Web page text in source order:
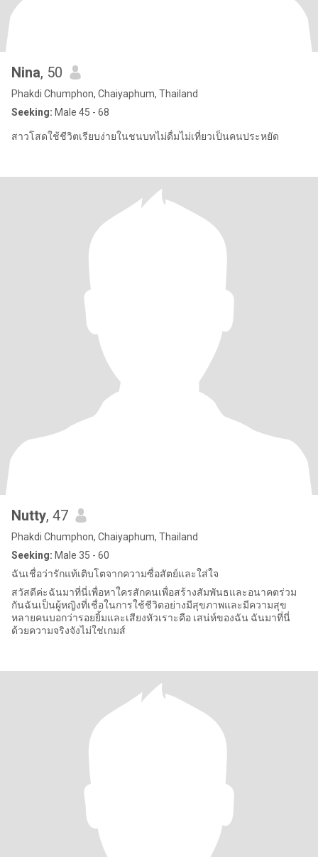
Nina, 50
Phakdi Chumphon, Chaiyaphum, Thailand
Seeking: Male 45 - 68
สาวโสดใช้ชีวิตเรียบง่ายในชนบทไม่ดื่มไม่เที่ยวเป็นคนประหยัด
Nutty, 47
Phakdi Chumphon, Chaiyaphum, Thailand
Seeking: Male 35 - 60
ฉันเชื่อว่ารักแท้เติบโตจากความซื่อสัตย์และใส่ใจ
สวัสดีค่ะฉันมาที่นี่เพื่อหาใครสักคนเพื่อสร้างสัมพันธและอนาคตร่วม
กันฉันเป็นผู้หญิงที่เชื่อในการใช้ชีวิตอย่างมีสุขภาพและมีความสุข
หลายคนบอกว่ารอยยิ้มและเสียงหัวเราะคือ เสน่ห์ของฉัน ฉันมาที่นี่
ด้วยความจริงจังไม่ใช่เกมส์